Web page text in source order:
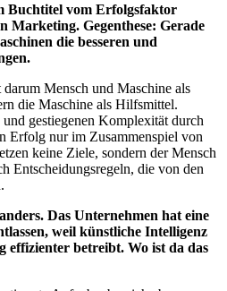
Buchtitel vom Erfolgsfaktor
Marketing. Gegenthese: Gerade
die besseren und
Mensch und Maschine als
die Maschine als Hilfsmittel.
gestiegenen Komplexität durch
Erfolg nur im Zusammenspiel von
keine Ziele, sondern der Mensch
Entscheidungsregeln, die von den
Das Unternehmen hat eine
weil künstliche Intelligenz
effizienter betreibt. Wo ist da das